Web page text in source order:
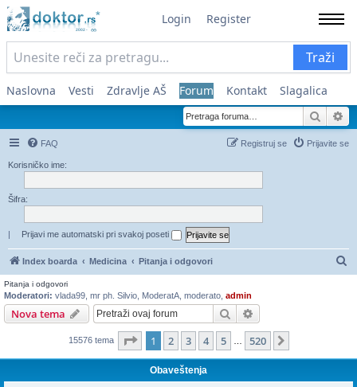
Login Register
Traži
Naslovna Vesti Zdravlje AŠ Forum Kontakt Slagalica
FAQ Prijavite se
Registruj se
Korisničko ime:
Šifra:
| Prijavi me automatski pri svakoj poseti
Index boarda Medicina Pitanja i odgovori
Pitanja i odgovori
Moderatori: vlada99 mr ph. Silvio ModeratA moderato admin
Nova tema Pretraga
15576 tema Stranica 1od520
1 2 3 4 5 520
Obaveštenja